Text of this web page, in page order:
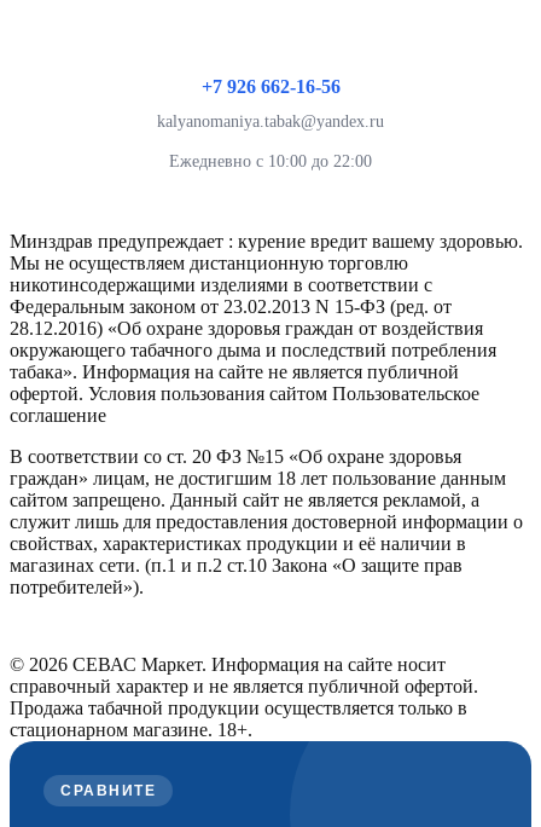
+7 926 662-16-56
kalyanomaniya.tabak@yandex.ru
Ежедневно с 10:00 до 22:00
Минздрав предупреждает : курение вредит вашему здоровью.
Мы не осуществляем дистанционную торговлю
никотинсодержащими изделиями в соответствии с
Федеральным законом от 23.02.2013 N 15-ФЗ (ред. от
28.12.2016) «Об охране здоровья граждан от воздействия
окружающего табачного дыма и последствий потребления
табака». Информация на сайте не является публичной
офертой. Условия пользования сайтом Пользовательское
соглашение
В соответствии со ст. 20 ФЗ №15 «Об охране здоровья
граждан» лицам, не достигшим 18 лет пользование данным
сайтом запрещено. Данный сайт не является рекламой, а
служит лишь для предоставления достоверной информации о
свойствах, характеристиках продукции и её наличии в
магазинах сети. (п.1 и п.2 ст.10 Закона «О защите прав
потребителей»).
© 2026 СЕВАС Маркет. Информация на сайте носит
справочный характер и не является публичной офертой.
Продажа табачной продукции осуществляется только в
стационарном магазине. 18+.
СРАВНИТЕ